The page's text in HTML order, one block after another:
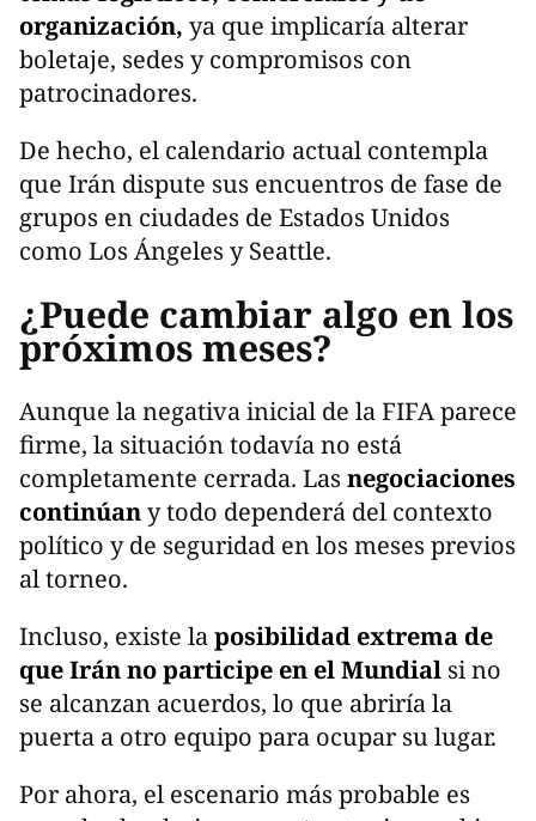
organización, ya que implicaría alterar
boletaje, sedes y compromisos con
patrocinadores.
De hecho, el calendario actual contempla
que Irán dispute sus encuentros de fase de
grupos en ciudades de Estados Unidos
como Los Ángeles y Seattle.
¿Puede cambiar algo en los
próximos meses?
Aunque la negativa inicial de la FIFA parece
firme, la situación todavía no está
completamente cerrada. Las negociaciones
continúany todo dependerá del contexto
político y de seguridad en los meses previos
al torneo.
Incluso, existe laposibilidad extrema de
que Irán no participe en el Mundial si no
se alcanzan acuerdos, lo que abriría la
puerta a otro equipo para ocupar su lugar.
Por ahora, el escenario más probable es